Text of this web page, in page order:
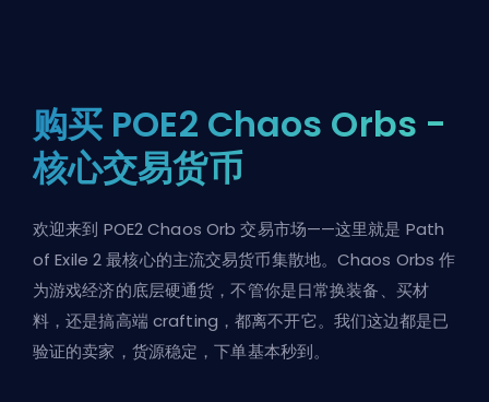
购买 POE2 Chaos Orbs -
核心交易货币
欢迎来到 POE2 Chaos Orb 交易市场——这里就是 Path
of Exile 2 最核心的主流交易货币集散地。Chaos Orbs 作
为游戏经济的底层硬通货，不管你是日常换装备、买材
料，还是搞高端 crafting，都离不开它。我们这边都是已
验证的卖家，货源稳定，下单基本秒到。